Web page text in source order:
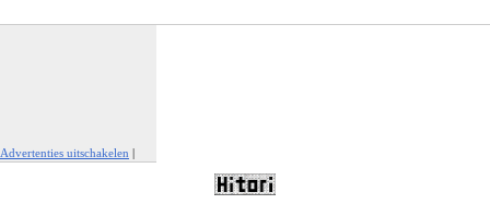
Advertenties uitschakelen |